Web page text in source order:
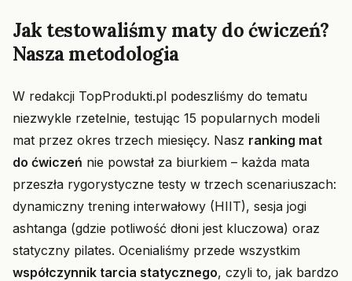
Jak testowaliśmy maty do ćwiczeń?
Nasza metodologia
W redakcji TopProdukti.pl podeszliśmy do tematu
niezwykle rzetelnie, testując 15 popularnych modeli
mat przez okres trzech miesięcy. Nasz ranking mat
do ćwiczeń nie powstał za biurkiem – każda mata
przeszła rygorystyczne testy w trzech scenariuszach:
dynamiczny trening interwałowy (HIIT), sesja jogi
ashtanga (gdzie potliwość dłoni jest kluczowa) oraz
statyczny pilates. Ocenialiśmy przede wszystkim
współczynnik tarcia statycznego, czyli to, jak bardzo